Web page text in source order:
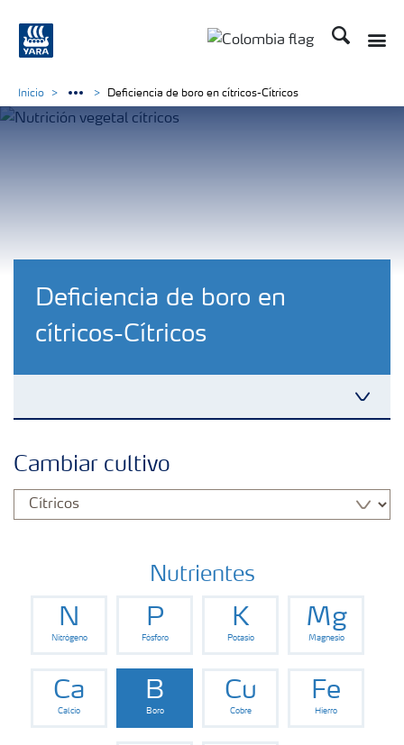
Buscar
Deficiencia de boro en
cítricos-Cítricos
Productos
Portafolio de Agricultura Digital
Almacenaje y manejo de fertilizantes
Cultivos
Inicio Deficiencia de boro en cítricos-Cítricos
Cambiar cultivo
Nutrientes
N
Nitrógeno
P
Fósforo
K
Potasio
Mg
Magnesio
Ca
Calcio
B
Boro
Cu
Cobre
Fe
Hierro